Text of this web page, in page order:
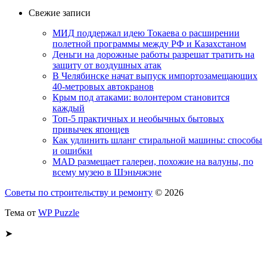
Свежие записи
МИД поддержал идею Токаева о расширении
полетной программы между РФ и Казахстаном
Деньги на дорожные работы разрешат тратить на
защиту от воздушных атак
В Челябинске начат выпуск импортозамещающих
40-метровых автокранов
Крым под атаками: волонтером становится
каждый
Топ-5 практичных и необычных бытовых
привычек японцев
Как удлинить шланг стиральной машины: способы
и ошибки
MAD размещает галереи, похожие на валуны, по
всему музею в Шэньчжэне
Советы по строительству и ремонту © 2026
Тема от WP Puzzle
➤